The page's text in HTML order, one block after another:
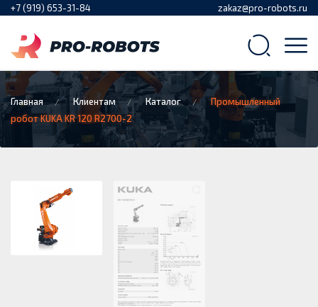
+7 (919) 653-31-84 zakaz@pro-robots.ru
Главная Клиентам Каталог
Промышленный
робот KUKA KR 120 R2700-2